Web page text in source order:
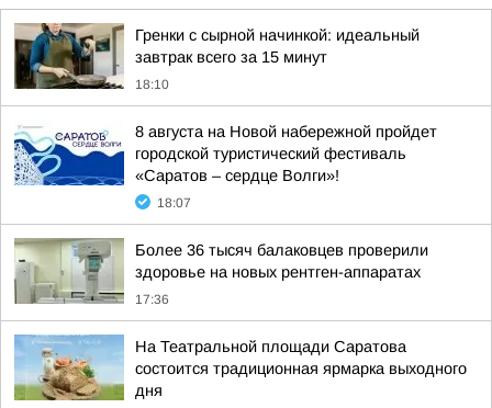
Гренки с сырной начинкой: идеальный
завтрак всего за 15 минут
18:10
8 августа на Новой набережной пройдет
городской туристический фестиваль
«Саратов – сердце Волги»!
18:07
Более 36 тысяч балаковцев проверили
здоровье на новых рентген-аппаратах
17:36
На Театральной площади Саратова
состоится традиционная ярмарка выходного
дня